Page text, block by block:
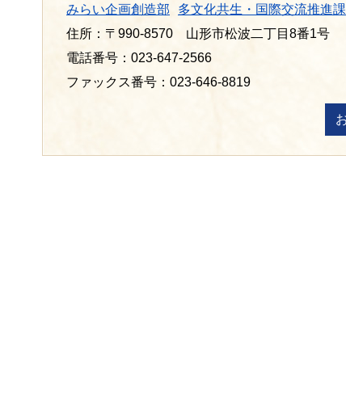
みらい企画創造部
多文化共生・国際交流推進課
住所：〒990-8570 山形市松波二丁目8番1号
電話番号：023-647-2566
ファックス番号：023-646-8819